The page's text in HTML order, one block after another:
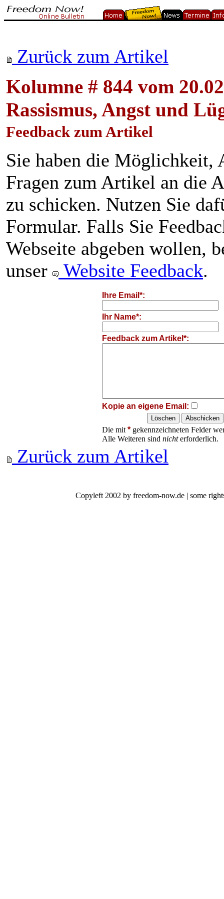
Zurück zum Artikel
Kolumne # 844 vom
Rassismus, Angst und
Feedback zum Artikel
Sie haben die Möglichkeit,
Fragen zum Artikel an die
zu schicken. Nutzen Sie
Formular. Falls Sie
Webseite abgeben wollen,
unser
Website Feedback.
Ihre Email*:
Ihr Name*:
Feedback zum Artikel*:
Kopie an eigene Email:
Die mit *gekennzeichneten Felder
Alle Weiteren sind nichterforderlich.
Zurück zum Artikel
Copyleft 2002 by freedom-now.de | some